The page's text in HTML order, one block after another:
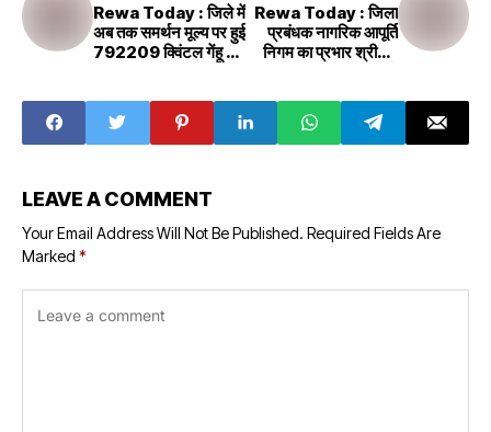
Rewa Today : जिले में
अब तक समर्थन मूल्य पर हुई
792209 क्विंटल गेंहू की
Rewa Today : जिला
प्रबंधक नागरिक आपूर्ति
निगम का प्रभार श्रीमती
LEAVE A COMMENT
Your Email Address Will Not Be Published. Required Fields Are
Marked *